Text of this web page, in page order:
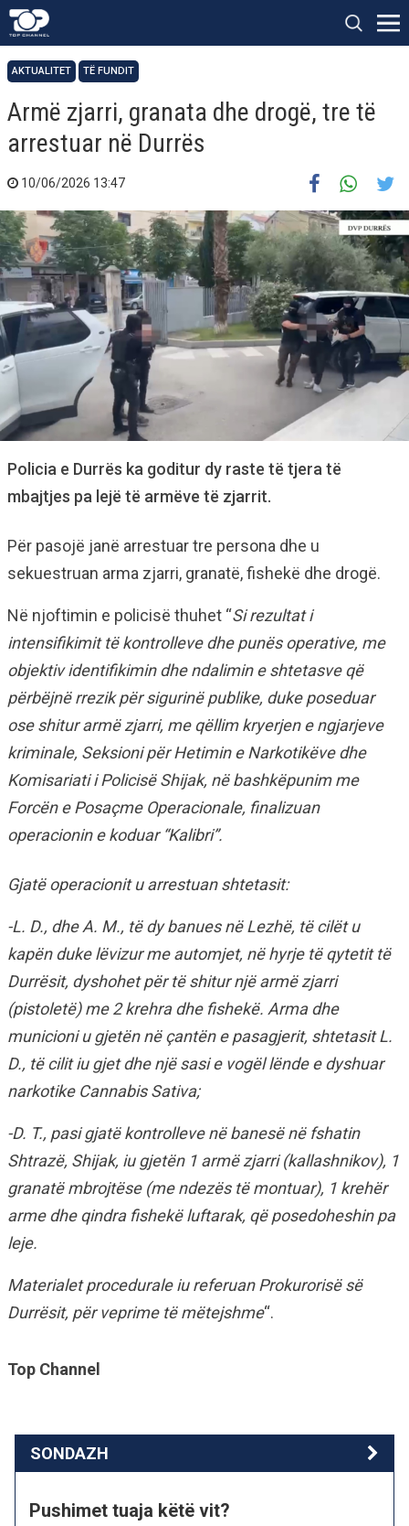
AKTUALITET TË FUNDIT
Armë zjarri, granata dhe drogë, tre të
arrestuar në Durrës
10/06/2026 13:47
Policia e Durrës ka goditur dy raste të tjera të
mbajtjes pa lejë të armëve të zjarrit.
Për pasojë janë arrestuar tre persona dhe u
sekuestruan arma zjarri, granatë, fishekë dhe drogë.
Në njoftimin e policisë thuhet “Si rezultat i
intensifikimit të kontrolleve dhe punës operative, me
objektiv identifikimin dhe ndalimin e shtetasve që
përbëjnë rrezik për sigurinë publike, duke poseduar
ose shitur armë zjarri, me qëllim kryerjen e ngjarjeve
kriminale, Seksioni për Hetimin e Narkotikëve dhe
Komisariati i Policisë Shijak, në bashkëpunim me
Forcën e Posaçme Operacionale, finalizuan
operacionin e koduar “Kalibri”.
Gjatë operacionit u arrestuan shtetasit:
-L. D., dhe A. M., të dy banues në Lezhë, të cilët u
kapën duke lëvizur me automjet, në hyrje të qytetit të
Durrësit, dyshohet për të shitur një armë zjarri
(pistoletë) me 2 krehra dhe fishekë. Arma dhe
municioni u gjetën në çantën e pasagjerit, shtetasit L.
D., të cilit iu gjet dhe një sasi e vogël lënde e dyshuar
narkotike Cannabis Sativa;
-D. T., pasi gjatë kontrolleve në banesë në fshatin
Shtrazë, Shijak, iu gjetën 1 armë zjarri (kallashnikov), 1
granatë mbrojtëse (me ndezës të montuar), 1 krehër
arme dhe qindra fishekë luftarak, që posedoheshin pa
leje.
Materialet procedurale iu referuan Prokurorisë së
Durrësit, për veprime të mëtejshme“.
Top Channel
SONDAZH
Pushimet tuaja këtë vit?